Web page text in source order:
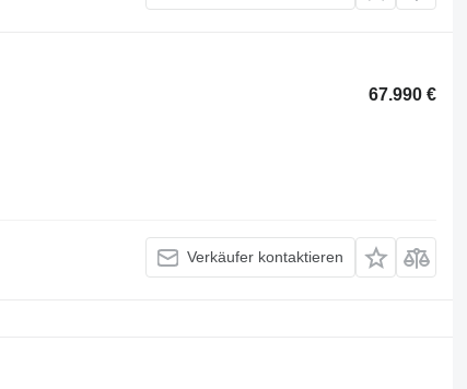
67.990 €
Verkäufer kontaktieren